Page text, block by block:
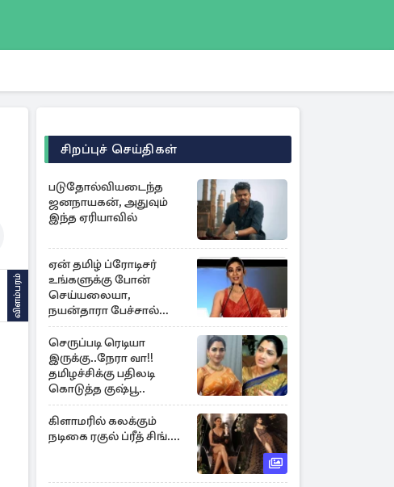
விளம்பரம்
சிறப்புச் செய்திகள்
படுதோல்வியடைந்த
ஜனநாயகன், அதுவும்
இந்த ஏரியாவில்
ஏன் தமிழ் ப்ரோடிசர்
உங்களுக்கு போன்
செய்யலையா,
நயன்தாரா பேச்சால்
சலசலப்பு
செருப்படி ரெடியா
இருக்கு..நேரா வா!!
தமிழச்சிக்கு பதிலடி
கொடுத்த குஷ்பூ..
கிளாமரில் கலக்கும்
நடிகை ரகுல் ப்ரீத் சிங்....